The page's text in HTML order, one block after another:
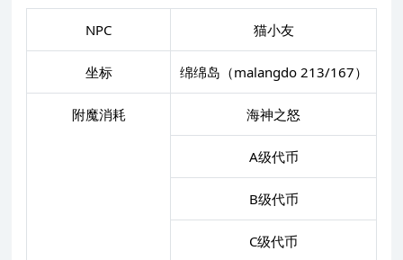
NPC 猫小友
坐标 绵绵岛（malangdo 213/167）
附魔消耗 海神之怒
A级代币
B级代币
C级代币